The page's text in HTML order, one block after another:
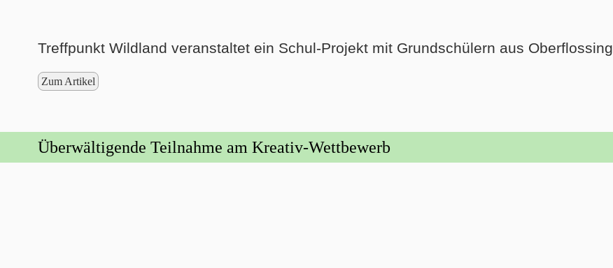
Treffpunkt Wildland veranstaltet ein Schul-Projekt mit Grundschülern aus Oberflossing
Zum Artikel
Überwältigende Teilnahme am Kreativ-Wettbewerb